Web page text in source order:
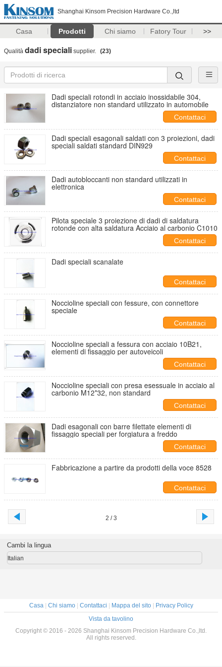
Shanghai Kinsom Precision Hardware Co.,ltd
Casa Prodotti Chi siamo Fatory Tour >>
Qualità dadi speciali supplier. (23)
Dadi speciali rotondi in acciaio inossidabile 304,
distanziatore non standard utilizzato in automobile
Contattaci
Dadi speciali esagonali saldati con 3 proiezioni, dadi
speciali saldati standard DIN929
Contattaci
Dadi autobloccanti non standard utilizzati in
elettronica
Contattaci
Pilota speciale 3 proiezione di dadi di saldatura
rotonde con alta saldatura Acciaio al carbonio C1010
Contattaci
Dadi speciali scanalate
Contattaci
Noccioline speciali con fessure, con connettore
speciale
Contattaci
Noccioline speciali a fessura con acciaio 10B21,
elementi di fissaggio per autoveicoli
Contattaci
Noccioline speciali con presa esessuale in acciaio al
carbonio M12*32, non standard
Contattaci
Dadi esagonali con barre filettate elementi di
fissaggio speciali per forgiatura a freddo
Contattaci
Fabbricazione a partire da prodotti della voce 8528
Contattaci
2 / 3
Cambi la lingua
Italian
Casa| Chi siamo| Contattaci Mappa del sito|
Privacy Policy
Vista da tavolino
Copyright © 2016 - 2026 Shanghai Kinsom Precision Hardware Co.,ltd.
All rights reserved.